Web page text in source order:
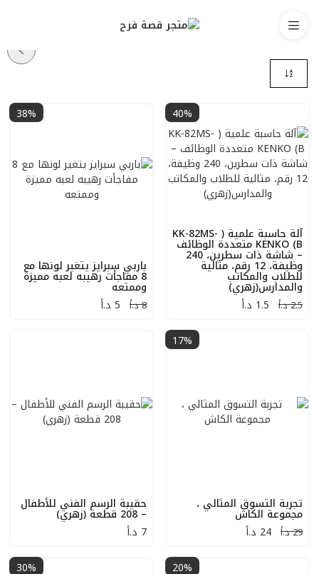
40%
آلة حاسبة علمية ( KK-82MS-
B) KENKO متعددة الوظائف
– شاشة ذات سطرين، 240
وظيفة، 12 رقم، مثالية
للطلاب والمكاتب
والمدارس(زهري)
2.5 د.أ 1.5 د.أ
38%
باربي سبرايز يتغير لونها مع
8 مفاجأت رهيبه لعبه مميزة
وممتعه
8 د.أ 5 د.أ
17%
تجربة التسوق المثالي ،
مجموعة الكاش
29 د.أ 24 د.أ
حقيبة الرسم الفني للأطفال
– 208 قطعة (زهري)
7 د.أ
20%
30%